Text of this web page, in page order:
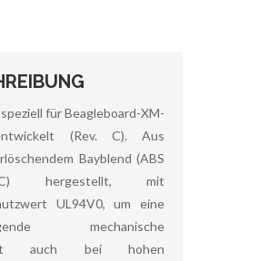
für Beagleboard-XM-
(Rev. C). Aus
Bayblend (ABS
hergestellt, mit
UL94V0, um eine
mechanische
auch bei hohen